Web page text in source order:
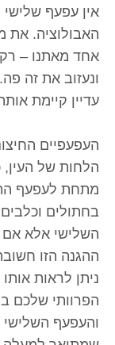
אין עפעף שלישי
האבולוציה. את
אחד מאתנו –
ונעזוב את זה
עדיין קיימת
העפעפיים
הלחות של
מתחת לעפעף
בחתולים
השלישי אלא
ההגנה הזו
ניתן לראות
הפרוותי שלכם
והעפעף השלישי